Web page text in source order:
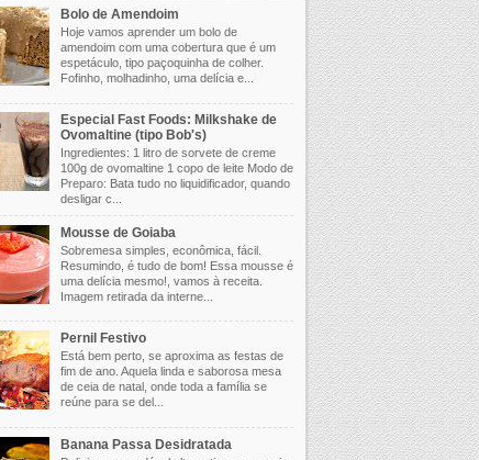
Bolo de Amendoim
Hoje vamos aprender um bolo de
amendoim com uma cobertura que é um
espetáculo, tipo paçoquinha de colher.
Fofinho, molhadinho, uma delícia e...
Especial Fast Foods: Milkshake de
Ovomaltine (tipo Bob's)
Ingredientes: 1 litro de sorvete de creme
100g de ovomaltine 1 copo de leite Modo de
Preparo: Bata tudo no liquidificador, quando
desligar c...
Mousse de Goiaba
Sobremesa simples, econômica, fácil.
Resumindo, é tudo de bom! Essa mousse é
uma delícia mesmo!, vamos à receita.
Imagem retirada da interne...
Pernil Festivo
Está bem perto, se aproxima as festas de
fim de ano. Aquela linda e saborosa mesa
de ceia de natal, onde toda a família se
reúne para se del...
Banana Passa Desidratada